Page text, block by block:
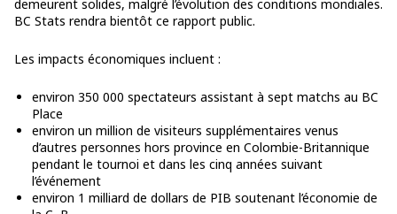
demeurent solides, malgré l’évolution des conditions mondiales.
BC Stats rendra bientôt ce rapport public.
Les impacts économiques incluent :
environ 350 000 spectateurs assistant à sept matchs au BC
Place
environ un million de visiteurs supplémentaires venus
d’autres personnes hors province en Colombie-Britannique
pendant le tournoi et dans les cinq années suivant
l’événement
environ 1 milliard de dollars de PIB soutenant l’économie de